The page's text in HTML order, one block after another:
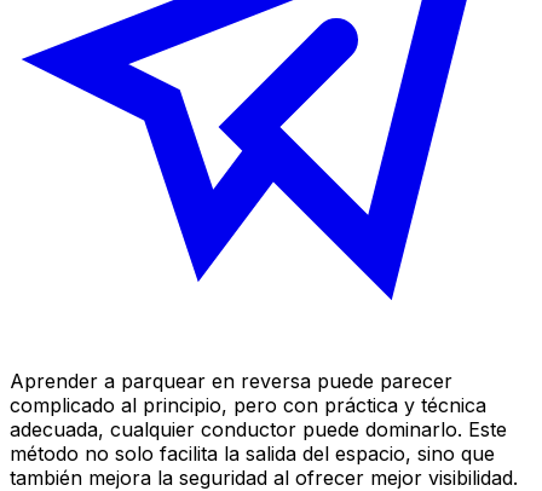
Aprender a parquear en reversa puede parecer
complicado al principio, pero con práctica y técnica
adecuada, cualquier conductor puede dominarlo. Este
método no solo facilita la salida del espacio, sino que
también mejora la seguridad al ofrecer mejor visibilidad.